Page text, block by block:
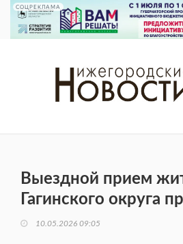
СОЦРЕКЛАМА
Выездной прием
Гагинского округа
10.05.2026 09:05